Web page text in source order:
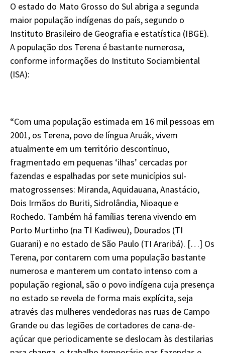
O estado do Mato Grosso do Sul abriga a segunda
maior população indígenas do país, segundo o
Instituto Brasileiro de Geografia e estatística (IBGE).
A população dos Terena é bastante numerosa,
conforme informações do Instituto Sociambiental
(ISA):
“Com uma população estimada em 16 mil pessoas em
2001, os Terena, povo de língua Aruák, vivem
atualmente em um território descontínuo,
fragmentado em pequenas ‘ilhas’ cercadas por
fazendas e espalhadas por sete municípios sul-
matogrossenses: Miranda, Aquidauana, Anastácio,
Dois Irmãos do Buriti, Sidrolândia, Nioaque e
Rochedo. Também há famílias terena vivendo em
Porto Murtinho (na TI Kadiweu), Dourados (TI
Guarani) e no estado de São Paulo (TI Araribá). […] Os
Terena, por contarem com uma população bastante
numerosa e manterem um contato intenso com a
população regional, são o povo indígena cuja presença
no estado se revela de forma mais explícita, seja
através das mulheres vendedoras nas ruas de Campo
Grande ou das legiões de cortadores de cana-de-
açúcar que periodicamente se deslocam às destilarias